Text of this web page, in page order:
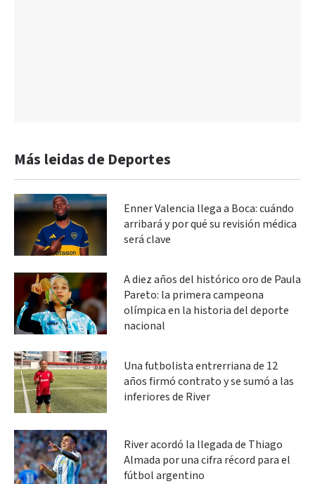
Más leidas de Deportes
Enner Valencia llega a Boca: cuándo
arribará y por qué su revisión médica
será clave
A diez años del histórico oro de Paula
Pareto: la primera campeona
olímpica en la historia del deporte
nacional
Una futbolista entrerriana de 12
años firmó contrato y se sumó a las
inferiores de River
River acordó la llegada de Thiago
Almada por una cifra récord para el
fútbol argentino